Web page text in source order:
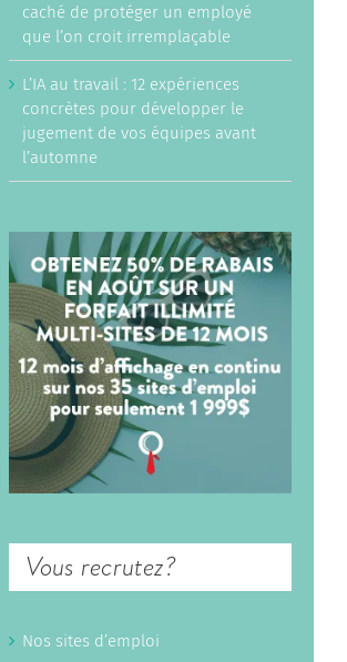
caché de protéger un employé
que l’on croit irremplaçable
L’IA au travail : 12 expériences
concrètes pour développer le
jugement de vos équipes avant
l’automne
Vous recrutez?
Nos sites d’emploi